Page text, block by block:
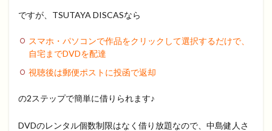
ですが、TSUTAYA DISCASなら
スマホ・パソコンで作品をクリックして選択するだけで、
自宅までDVDを配達
視聴後は郵便ポストに投函で返却
の2ステップで簡単に借りられます♪
DVDのレンタル個数制限はなく借り放題なので、中島健人さ